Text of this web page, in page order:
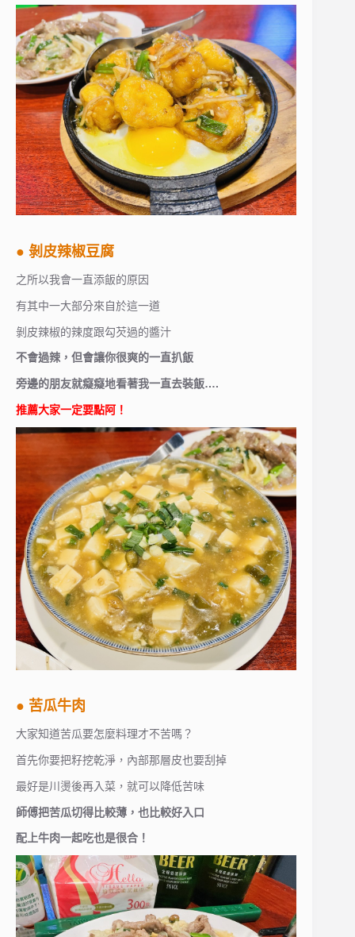
● 剝皮辣椒豆腐
之所以我會一直添飯的原因
有其中一大部分來自於這一道
剝皮辣椒的辣度跟勾芡過的醬汁
不會過辣，但會讓你很爽的一直扒飯
旁邊的朋友就癡癡地看著我一直去裝飯….
推薦大家一定要點阿！
● 苦瓜牛肉
大家知道苦瓜要怎麼料理才不苦嗎？
首先你要把籽挖乾淨，內部那層皮也要刮掉
最好是川燙後再入菜，就可以降低苦味
師傅把苦瓜切得比較薄，也比較好入口
配上牛肉一起吃也是很合！